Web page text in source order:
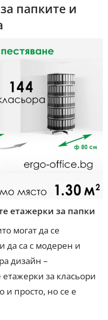
папките и
етажерки за папки
могат да се
да са с модерен и
дизайн –
за класьори
и просто, но се е